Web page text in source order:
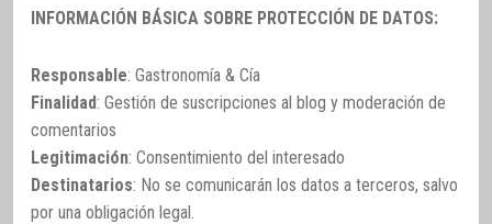
INFORMACIÓN BÁSICA SOBRE PROTECCIÓN DE DATOS:
Responsable: Gastronomía & Cía
Finalidad: Gestión de suscripciones al blog y moderación de
comentarios
Legitimación: Consentimiento del interesado
Destinatarios: No se comunicarán los datos a terceros, salvo
por una obligación legal.